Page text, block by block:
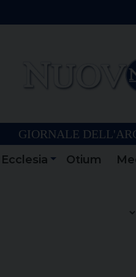
GIORNALE
Ecclesia Otium